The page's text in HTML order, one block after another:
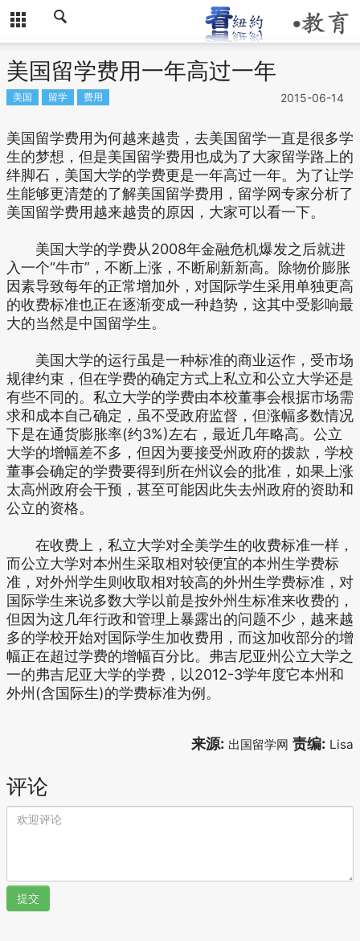
美国留学费用一年高过一年
2015-06-14
美国 留学 费用
美国留学费用为何越来越贵，去美国留学一直是很多学
生的梦想，但是美国留学费用也成为了大家留学路上的
绊脚石，美国大学的学费更是一年高过一年。为了让学
生能够更清楚的了解美国留学费用，留学网专家分析了
美国留学费用越来越贵的原因，大家可以看一下。
美国大学的学费从2008年金融危机爆发之后就进
入一个“牛市”，不断上涨，不断刷新新高。除物价膨胀
因素导致每年的正常增加外，对国际学生采用单独更高
的收费标准也正在逐渐变成一种趋势，这其中受影响最
大的当然是中国留学生。
美国大学的运行虽是一种标准的商业运作，受市场
规律约束，但在学费的确定方式上私立和公立大学还是
有些不同的。私立大学的学费由本校董事会根据市场需
求和成本自己确定，虽不受政府监督，但涨幅多数情况
下是在通货膨胀率(约3%)左右，最近几年略高。公立
大学的增幅差不多，但因为要接受州政府的拨款，学校
董事会确定的学费要得到所在州议会的批准，如果上涨
太高州政府会干预，甚至可能因此失去州政府的资助和
公立的资格。
在收费上，私立大学对全美学生的收费标准一样，
而公立大学对本州生采取相对较便宜的本州生学费标
准，对外州学生则收取相对较高的外州生学费标准，对
国际学生来说多数大学以前是按外州生标准来收费的，
但因为这几年行政和管理上暴露出的问题不少，越来越
多的学校开始对国际学生加收费用，而这加收部分的增
幅正在超过学费的增幅百分比。弗吉尼亚州公立大学之
一的弗吉尼亚大学的学费，以2012-3学年度它本州和
外州(含国际生)的学费标准为例。
来源: 出国留学网 责编: Lisa
评论
提交